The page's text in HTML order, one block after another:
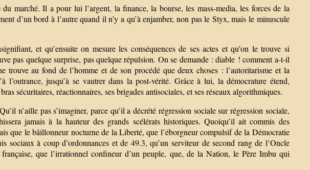
marché. Il a pour lui l’argent, la finance, la bourse, les mass-media, les forces de la
d’un bord à l’autre quand il n’y a qu’à enjamber, non pas le Styx, mais le minuscule
et qu’ensuite on mesure les conséquences de ses actes et qu’on le trouve si
pas quelque surprise, pas quelque répulsion. On se demande : diable ! comment a-t-il
trouve au fond de l’homme et de son procédé que deux choses : l’autoritarisme et la
l’outrance, jusqu’à se vautrer dans la post-vérité. Grâce à lui, la démocrature étend,
sécuritaires, réactionnaires, ses brigades antisociales, et ses réseaux algorithmiques.
n’aille pas s’imaginer, parce qu’il a décrété régression sociale sur régression sociale,
jamais à la hauteur des grands scélérats historiques. Quoiqu’il ait commis des
que le bâillonneur nocturne de la Liberté, que l’éborgneur compulsif de la Démocratie
à coup d’ordonnances et de 49.3, qu’un serviteur de second rang de l’Oncle
que l’irrationnel confineur d’un peuple, que, de la Nation, le Père Imbu qui